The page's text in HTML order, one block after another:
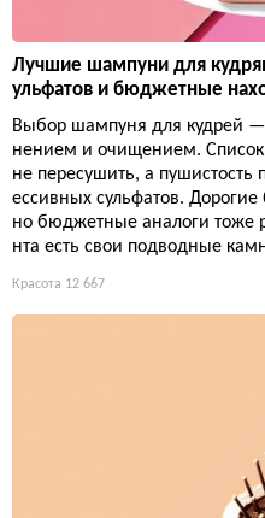
Лучшие шампуни для
ульфатов и бюджетные
Выбор шампуня для кудрей
нением и очищением.
не пересушить, а пушистость
ессивных сульфатов.
но бюджетные аналоги тоже
нта есть свои подводные
Красота 12 667